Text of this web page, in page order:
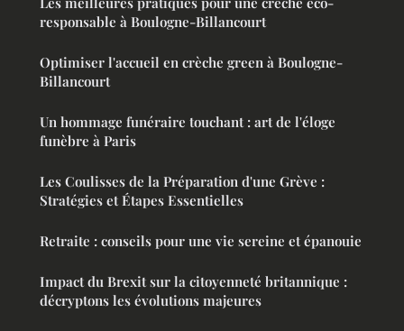
responsable à Boulogne-Billancourt
Optimiser l'accueil en crèche green à Boulogne-
Billancourt
Un hommage funéraire touchant : art de l'éloge
funèbre à Paris
Les Coulisses de la Préparation d'une Grève :
Stratégies et Étapes Essentielles
Retraite : conseils pour une vie sereine et épanouie
Impact du Brexit sur la citoyenneté britannique :
décryptons les évolutions majeures